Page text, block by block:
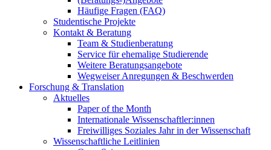
Häufige Fragen (FAQ)
Studentische Projekte
Kontakt & Beratung
Team & Studienberatung
Service für ehemalige Studierende
Weitere Beratungsangebote
Wegweiser Anregungen & Beschwerden
Forschung & Translation
Aktuelles
Paper of the Month
Internationale Wissenschaftler:innen
Freiwilliges Soziales Jahr in der Wissenschaft
Wissenschaftliche Leitlinien